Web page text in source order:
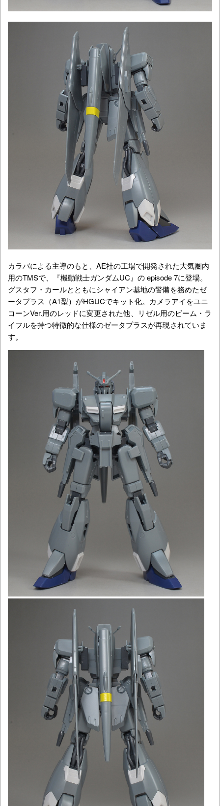
カラバによる主導のもと、AE社の工場で開発された大気圏内
用のTMSで、
『機動戦士ガンダムUC』の episode 7に登場。
グスタフ・カールとともにシャイアン基地の警備を務めたゼ
ータプラス（A1型）がHGUCでキット化。カメラアイをユニ
コーンVer.用のレッドに変更された他、リゼル用のビーム・ラ
イフルを持つ特徴的な仕様のゼータプラスが再現されていま
す。